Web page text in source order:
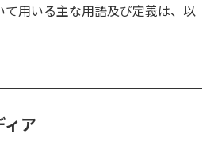
用いる主な用語及び定義は、以
ア